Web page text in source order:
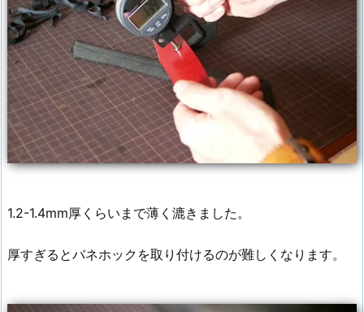
1.2-1.4mm厚くらいまで薄く漉きました。
厚すぎるとバネホックを取り付けるのが難しくなります。